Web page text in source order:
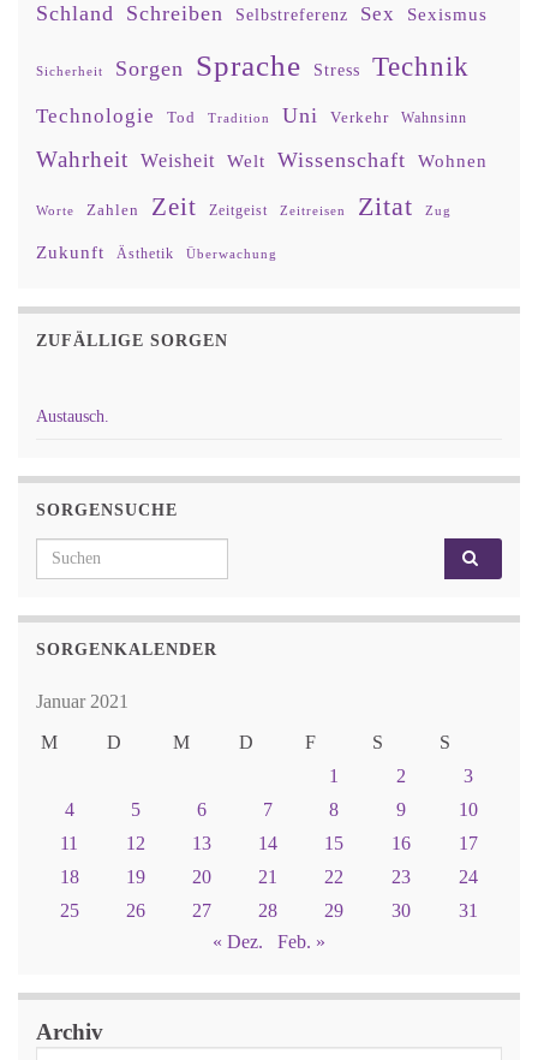
Schland Schreiben Selbstreferenz Sex Sexismus
Sicherheit Sorgen Sprache Stress Technik
Technologie Tod Tradition Uni Verkehr Wahnsinn
Wahrheit Weisheit Welt Wissenschaft Wohnen
Worte Zahlen Zeit Zeitgeist Zeitreisen Zitat Zug
Zukunft Ästhetik Überwachung
ZUFÄLLIGE SORGEN
Austausch.
SORGENSUCHE
Search for:
SORGENKALENDER
Januar 2021
M
D M D F S
S
1
2
3
4
5 6 7 8 9
10
11
12 13 14 15 16
17
18
19 20 21 22 23
24
25
26 27 28 29 30
31
« Dez.
Feb. »
Archiv